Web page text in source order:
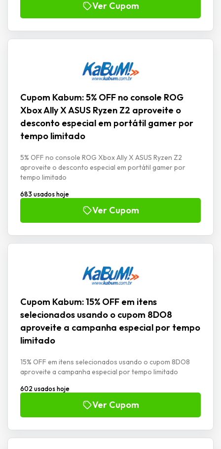
Ver Cupom
Cupom Kabum: 5% OFF no console ROG
Xbox Ally X ASUS Ryzen Z2 aproveite o
desconto especial em portátil gamer por
tempo limitado
5% OFF no console ROG Xbox Ally X ASUS Ryzen Z2
aproveite o desconto especial em portátil gamer por
tempo limitado
683 usados hoje
Ver Cupom
Cupom Kabum: 15% OFF em itens
selecionados usando o cupom 8DO8
aproveite a campanha especial por tempo
limitado
15% OFF em itens selecionados usando o cupom 8DO8
aproveite a campanha especial por tempo limitado
602 usados hoje
Ver Cupom